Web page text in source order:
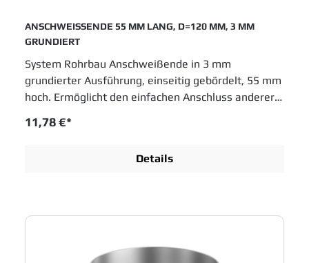
ANSCHWEISSENDE 55 MM LANG, D=120 MM, 3 MM
GRUNDIERT
System Rohrbau Anschweißende in 3 mm
grundierter Ausführung, einseitig gebördelt, 55 mm
hoch. Ermöglicht den einfachen Anschluss anderer
120 mm. JACOB Rohrsysteme sind im
Lösungen für das Schüttguthandling sowie
Jacob Rohrbau eine feste Position in allen
Laufrohre einsetzen.
11,78 €*
Details